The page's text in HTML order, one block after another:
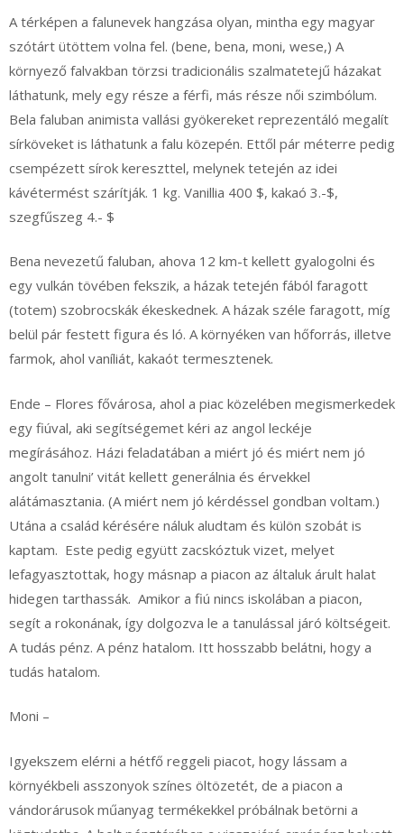
A térképen a falunevek hangzása olyan, mintha egy magyar
szótárt ütöttem volna fel. (bene, bena, moni, wese,) A
környező falvakban törzsi tradicionális szalmatetejű házakat
láthatunk, mely egy része a férfi, más része női szimbólum.
Bela faluban animista vallási gyökereket reprezentáló megalít
sírköveket is láthatunk a falu közepén. Ettől pár méterre pedig
csempézett sírok kereszttel, melynek tetején az idei
kávétermést szárítják. 1 kg. Vanillia 400 $, kakaó 3.-$,
szegfűszeg 4.- $
Bena nevezetű faluban, ahova 12 km-t kellett gyalogolni és
egy vulkán tövében fekszik, a házak tetején fából faragott
(totem) szobrocskák ékeskednek. A házak széle faragott, míg
belül pár festett figura és ló. A környéken van hőforrás, illetve
farmok, ahol vaníliát, kakaót termesztenek.
Ende – Flores fővárosa, ahol a piac közelében megismerkedek
egy fiúval, aki segítségemet kéri az angol leckéje
megírásához. Házi feladatában a miért jó és miért nem jó
angolt tanulni’ vitát kellett generálnia és érvekkel
alátámasztania. (A miért nem jó kérdéssel gondban voltam.)
Utána a család kérésére náluk aludtam és külön szobát is
kaptam. Este pedig együtt zacskóztuk vizet, melyet
lefagyasztottak, hogy másnap a piacon az általuk árult halat
hidegen tarthassák. Amikor a fiú nincs iskolában a piacon,
segít a rokonának, így dolgozva le a tanulással járó költségeit.
A tudás pénz. A pénz hatalom. Itt hosszabb belátni, hogy a
tudás hatalom.
Moni –
Igyekszem elérni a hétfő reggeli piacot, hogy lássam a
környékbeli asszonyok színes öltözetét, de a piacon a
vándorárusok műanyag termékekkel próbálnak betörni a